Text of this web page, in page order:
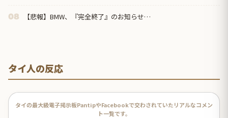
08 【悲報】BMW、『完全終了』のお知らせ…
タイ人の反応
タイの最大級電子掲示板PantipやFacebookで交わされていたリアルなコメン
ト一覧です。